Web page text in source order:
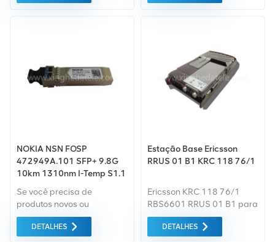
equipamentos do mercado
possível.
equipamentos do mercado
fornecido ao melhor preço
possível.
NOKIA NSN FOSP
472949A.101 SFP+ 9.8G
10km 1310nm I-Temp S1.1
Se você precisa de
produtos novos ou
renovados, leva em
consideração garantia
DETALHES
Estação Base Ericsson
RRUS 01 B1 KRC 118 76/1
Ericsson KRC 118 76/1
RBS6601 RRUS 01 B1 para
equipamentos de estação
base de Tecnologia Co. de
DETALHES